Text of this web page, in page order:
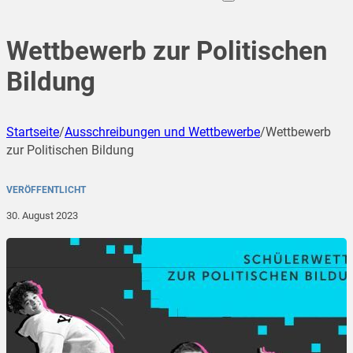
Wettbewerb zur Politischen
Bildung
Startseite/Ausschreibungen und Wettbewerbe/Wettbewerb
zur Politischen Bildung
VERÖFFENTLICHT
30. August 2023